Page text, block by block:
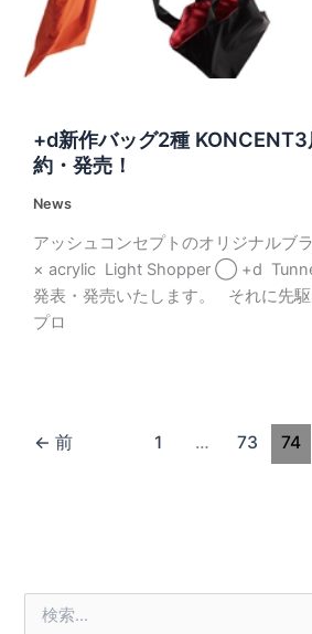
+d新作バッグ2種
約・発売！
News
アッシュコンセプトのオリジナル
× acrylic Light Shopper ◯ +d
発表・発売いたします。 それに先
プロ
← 前 1 … 73 74